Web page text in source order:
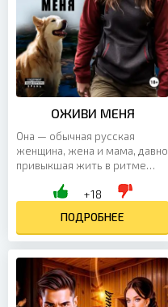
ОЖИВИ МЕНЯ
Она — обычная русская
женщина, жена и мама, давно
привыкшая жить в ритме
забот и супружеского долга,
+18
ПОДРОБНЕЕ